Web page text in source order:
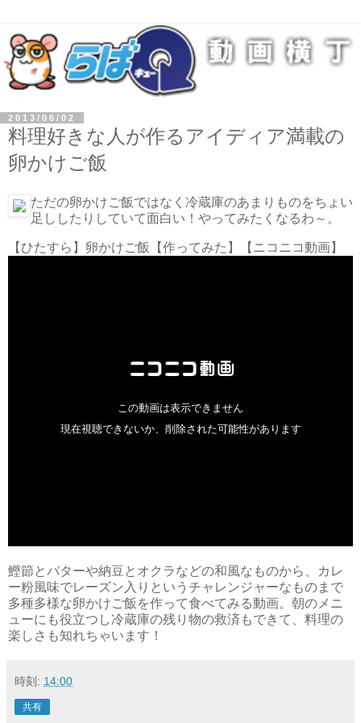
2013/06/02
料理好きな人が作るアイディア満載の
卵かけご飯
ただの卵かけご飯ではなく冷蔵庫のあまりものをちょい
足ししたりしていて面白い！やってみたくなるわ～。
【ひたすら】卵かけご飯【作ってみた】 【ニコニコ動画】
鰹節とバターや納豆とオクラなどの和風なものから、カレ
ー粉風味でレーズン入りというチャレンジャーなものまで
多種多様な卵かけご飯を作って食べてみる動画。朝のメニ
ューにも役立つし冷蔵庫の残り物の救済もできて、料理の
楽しさも知れちゃいます！
時刻: 14:00
共有